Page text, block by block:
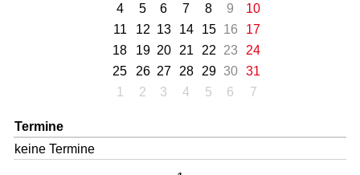
4
5 6 7 8 9
10
11
12 13 14 15 16
17
18
19 20 21 22 23
24
25
26 27 28 29 30
31
1
2 3 4 5 6 7
Termine
keine Termine